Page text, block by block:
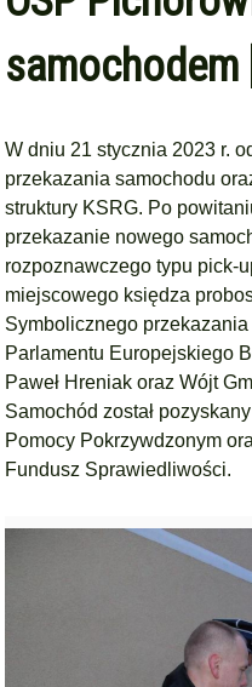
samochodem
W dniu 21 stycznia 2023 r.
przekazania samochodu
struktury KSRG. Po
przekazanie nowego
rozpoznawczego typu pick-
miejscowego księdza
Symbolicznego
Parlamentu Europejskiego
Paweł Hreniak oraz Wójt
Samochód został
Pomocy Pokrzywdzonym
Fundusz Sprawiedliwości.